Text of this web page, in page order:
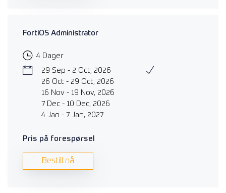
FortiOS Administrator
4 Dager
29 Sep - 2 Oct, 2026
26 Oct - 29 Oct, 2026
16 Nov - 19 Nov, 2026
7 Dec - 10 Dec, 2026
4 Jan - 7 Jan, 2027
Pris på forespørsel
Bestill nå